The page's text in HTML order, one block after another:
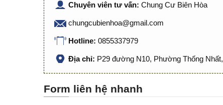
Chuyên viên tư vấn: Chung Cư Biên Hòa
chungcubienhoa@gmail.com
Hotline: 0855337979
Địa chỉ: P29 đường N10, Phường Thống
Form liên hệ nhanh